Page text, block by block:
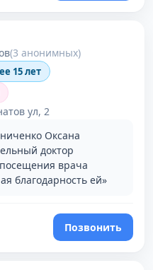
(3 анонимных)
15 лет
ул, 2
Оксана
доктор
врача
благодарность ей»
Позвонить